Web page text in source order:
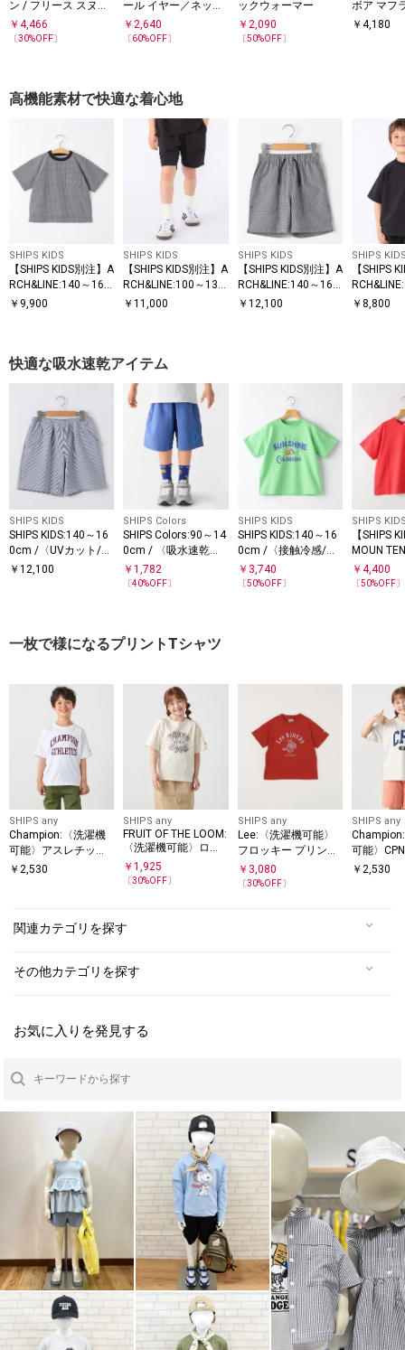
ン / フリース スヌー
ディー<KIDS>
￥ 4,466
〔30%OFF〕
ール イヤー／ネック
ウォーマー
￥ 2,640
〔60%OFF〕
ックウォーマー
￥ 2,090
〔50%OFF〕
ボア マフ
￥4,180
高機能素材で快適な着心地
SHIPS KIDS
【SHIPS KIDS別注】A
RCH&LINE:140～160
cm / 〈家族おそろ
￥ 9,900
SHIPS KIDS
【SHIPS KIDS別注】A
RCH&LINE:100～130
cm / 〈家族おそろ
￥11,000
SHIPS KIDS
【SHIPS KIDS別注】A
RCH&LINE:140～160
cm / 〈家族おそろ
￥ 12,100
SHIPS
【SHIPS
cm / 〈家
￥8,800
快適な吸水速乾アイテム
SHIPS KIDS
SHIPS KIDS:140～16
0cm /〈UVカット/吸
水速乾〉ドライタッ
￥ 12,100
SHIPS Colors
SHIPS Colors:90～14
0cm / 〈吸水速乾〉
マルチファンクショ
ン カラー ショーツ
￥1,782
〔40%OFF〕
SHIPS KIDS
SHIPS KIDS:140～16
0cm /〈接触冷感/吸
水速乾〉ピザ モチー
フ 半袖 TEE
￥ 3,740
〔50%OFF〕
SHIPS
【SHIPS
MOUN
cm /〈UV
水速乾〉
￥4,400
〔50%OFF〕
一枚で様になるプリントTシャツ
SHIPS any
Champion:〈洗濯機
可能〉アスレチック
プリント Tシャツ<KI
￥ 2,530
SHIPS any
FRUIT OF THE LOOM:
〈洗濯機可能〉ロゴ
プリント Tシャツ<KI
DS>
￥1,925
〔30%OFF〕
SHIPS any
Lee:〈洗濯機可能〉
フロッキー プリント
半袖 クルーネック T
シャツ<KIDS>
￥ 3,080
〔30%OFF〕
SHIPS any
可能〉
Tシャツ
￥2,530
関連カテゴリを探す
その他カテゴリを探す
お気に入りを発見する